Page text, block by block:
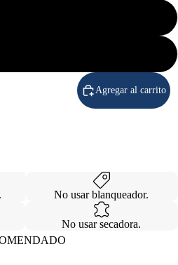
Caballero
Agregar al carrito
No usar blanqueador.
No usar secadora.